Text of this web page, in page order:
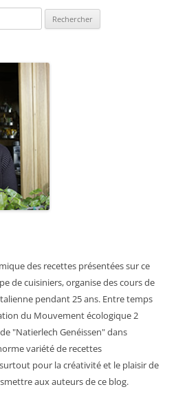
des recettes présentées sur ce
de cuisiniers, organise des cours de
pendant 25 ans. Entre temps
du Mouvement écologique 2
"Natierlech Genéissen" dans
variété de recettes
pour la créativité et le plaisir de
aux auteurs de ce blog.